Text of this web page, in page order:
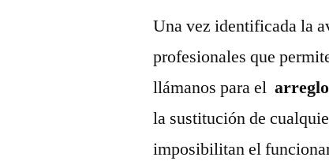
Una vez identificada la
profesionales que
llámanos para el
la sustitución de
imposibilitan el